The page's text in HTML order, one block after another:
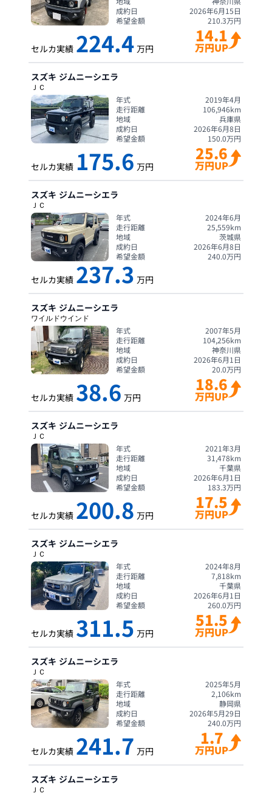
成約日
2026年6月15日
希望金額
210.3万円
セルカ実績 224.4 万円
14.1
万円UP
スズキ ジムニーシエラ
ＪＣ
年式
2019年4月
走行距離
106,946km
地域
兵庫県
成約日
2026年6月8日
希望金額
150.0万円
セルカ実績 175.6 万円
25.6
万円UP
スズキ ジムニーシエラ
ＪＣ
年式
2024年6月
走行距離
25,559km
地域
茨城県
成約日
2026年6月8日
希望金額
240.0万円
セルカ実績 237.3 万円
スズキ ジムニーシエラ
ワイルドウインド
年式
2007年5月
走行距離
104,256km
地域
神奈川県
成約日
2026年6月1日
希望金額
20.0万円
セルカ実績 38.6 万円
18.6
万円UP
スズキ ジムニーシエラ
ＪＣ
年式
2021年3月
走行距離
31,478km
地域
千葉県
成約日
2026年6月1日
希望金額
183.3万円
セルカ実績 200.8 万円
17.5
万円UP
スズキ ジムニーシエラ
ＪＣ
年式
2024年8月
走行距離
7,818km
地域
千葉県
成約日
2026年6月1日
希望金額
260.0万円
セルカ実績 311.5 万円
51.5
万円UP
スズキ ジムニーシエラ
ＪＣ
年式
2025年5月
走行距離
2,106km
地域
静岡県
成約日
2026年5月29日
希望金額
240.0万円
セルカ実績 241.7 万円
1.7
万円UP
スズキ ジムニーシエラ
ＪＣ